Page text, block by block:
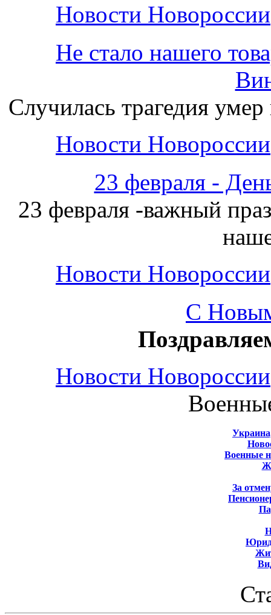
Новости Новороссии
Не стало нашего
Случилась трагедия
Новости Новороссии
23 февраля -
23 февраля -важный
Новости Новороссии
С
Новости Новороссии
Военные
За